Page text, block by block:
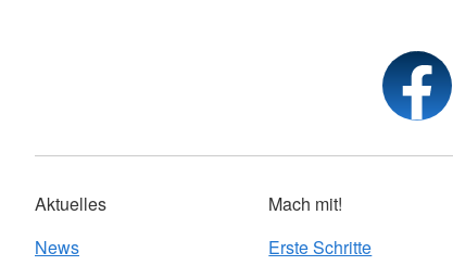
Aktuelles
News
Mach mit!
Erste Schritte